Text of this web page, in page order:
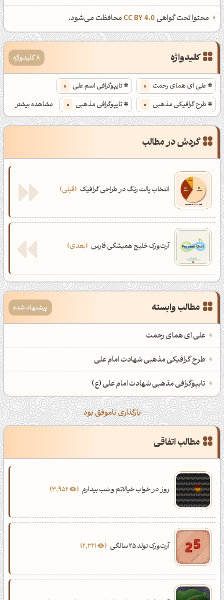
محتوا تحت گواهیCC BY 4.0 محافظت می‌شود.
کلیدواژه 8 کلیدواژه
علی ای همای رحمت 0 تایپوگرافی اسم علی 0
طرح گرافیکی مذهبی 0 تایپوگرافی مذهبی 0
مشاهده بیشتر
تایپوگرافی در فتوشاپ 0 تایپوگرافی دو بعدی در فتوشاپ 0
طرح گرافیکی شهادت امام علی
گردش در مطالب
انتخاب پالت رنگ در طراحی گرافیک قبلی
آرت‌ورک خلیج همیشگی فارس بعدی
مطالب وابسته پیشنهاد شده
علی ای همای رحمت
طرح گرافیکی مذهبی شهادت امام علی
تایپوگرافی مذهبی شهادت امام علی (ع)
بارگذاری ناموفق بود
مطالب اتفاقی
روز در خواب خیالاتم و شب بیدارم 3,952
آرت‌ورک تولد 25 سالگی